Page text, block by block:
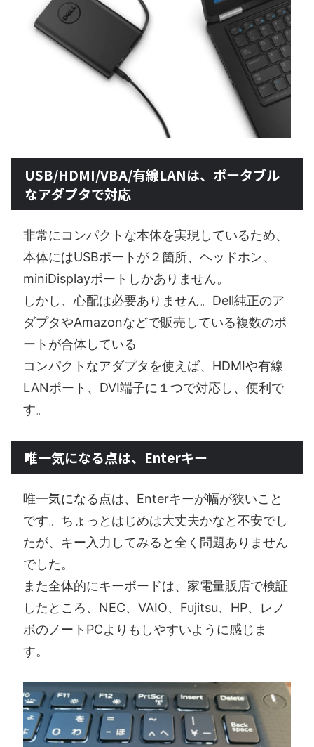
USB/HDMI/VBA/有線LANは、ポータブル
なアダプタで対応
非常にコンパクトな本体を実現しているため、
本体にはUSBポートが２箇所、ヘッドホン、
miniDisplayポートしかありません。
しかし、心配は必要ありません。Dell純正のア
ダプタやAmazonなどで販売している複数のポ
ートが合体している
コンパクトなアダプタを使えば、HDMIや有線
LANポート、DVI端子に１つで対応し、便利で
す。
唯一気になる点は、Enterキー
唯一気になる点は、Enterキーが幅が狭いこと
です。ちょっとはじめは大丈夫かなと不安でし
たが、キー入力してみると全く問題ありません
でした。
また全体的にキーボードは、家電量販店で検証
したところ、NEC、VAIO、Fujitsu、HP、レノ
ボのノートPCよりもしやすいように感じま
す。